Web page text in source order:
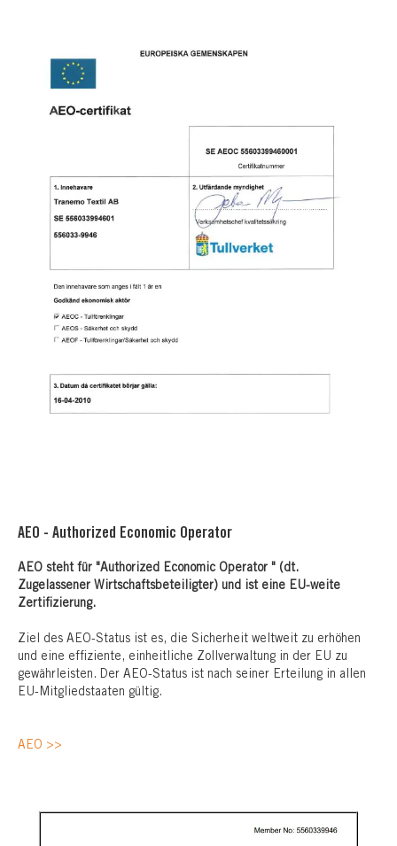
AEO - Authorized Economic Operator
AEO steht für "Authorized Economic Operator " (dt.
Zugelassener Wirtschaftsbeteiligter) und ist eine EU-weite
Zertifizierung.
Ziel des AEO-Status ist es, die Sicherheit weltweit zu erhöhen
und eine effiziente, einheitliche Zollverwaltung in der EU zu
gewährleisten. Der AEO-Status ist nach seiner Erteilung in allen
EU-Mitgliedstaaten gültig.
AEO >>